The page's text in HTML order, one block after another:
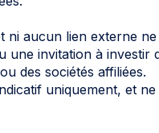
aucun lien externe
une invitation à investir
des sociétés affiliées.
uniquement, et
de son actif
du
morales, ayant
ayant cédé